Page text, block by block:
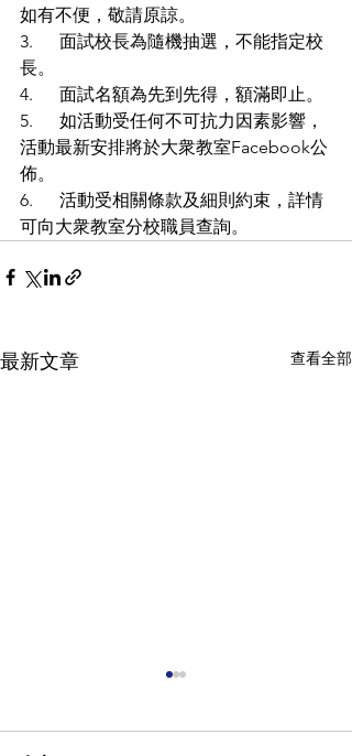
如有不便，敬請原諒。
3.      面試校長為隨機抽選，不能指定校
長。
4.      面試名額為先到先得，額滿即止。
5.      如活動受任何不可抗力因素影響，
活動最新安排將於大衆教室Facebook公
佈。
6.      活動受相關條款及細則約束，詳情
可向大衆教室分校職員查詢。
最新文章 查看全部